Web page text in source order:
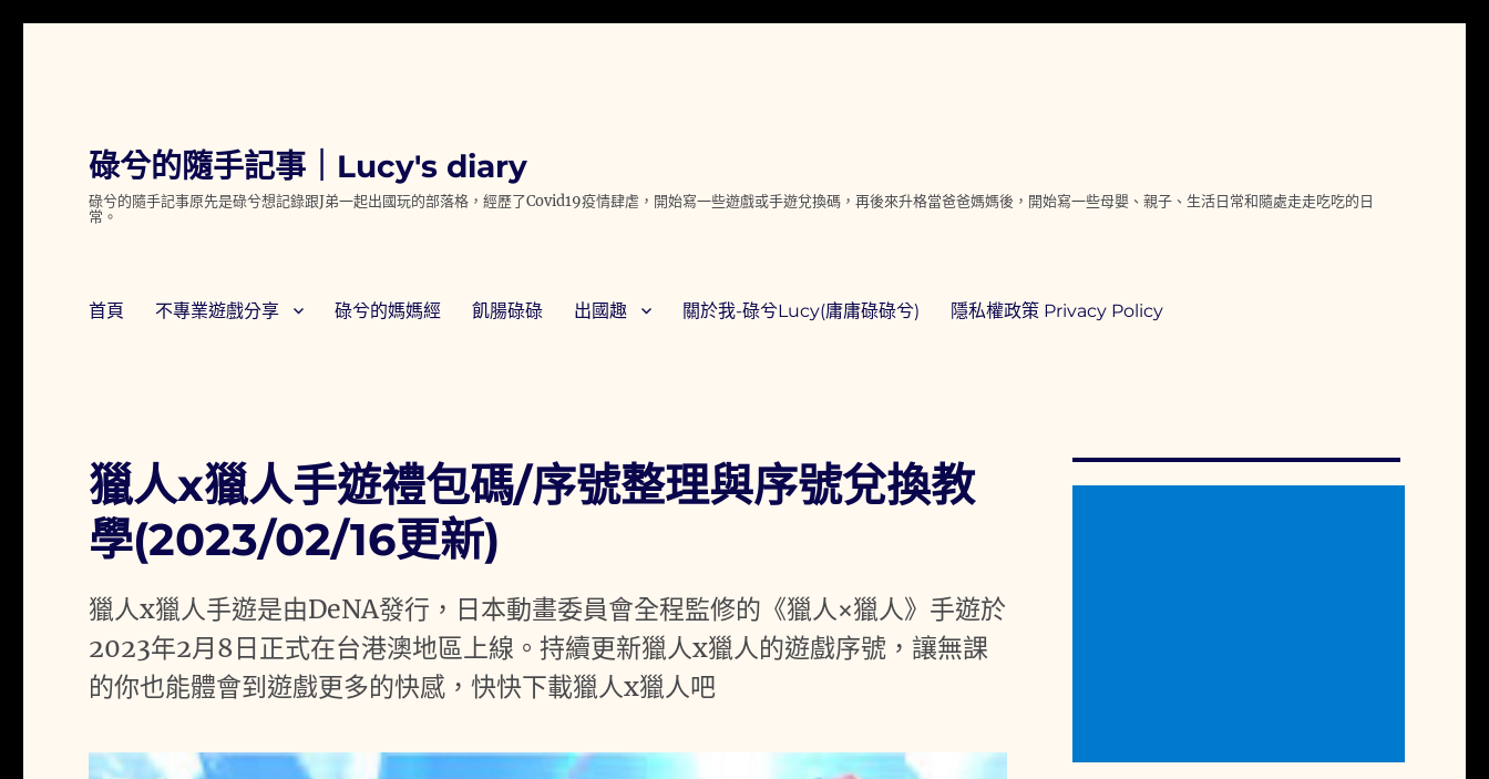
碌兮的隨手記事｜Lucy's diary
碌兮的隨手記事原先是碌兮想記錄跟J弟一起出國玩的部落格，經歷了Covid19疫情肆虐，開始寫一些遊戲或手遊兌換碼，再後來升格當爸爸媽媽後，開始寫一些母嬰、親子、生活日常和隨處走走吃吃的日
常。
首頁 不專業遊戲分享 碌兮的媽媽經 飢腸碌碌 出國趣 關於我-碌兮Lucy(庸庸碌碌兮) 隱私權政策 Privacy Policy
獵人x獵人手遊禮包碼/序號整理與序號兌換教
學(2023/02/16更新)
獵人x獵人手遊是由DeNA發行，日本動畫委員會全程監修的《獵人×獵人》手遊於
2023年2月8日正式在台港澳地區上線。持續更新獵人x獵人的遊戲序號，讓無課
的你也能體會到遊戲更多的快感，快快下載獵人x獵人吧